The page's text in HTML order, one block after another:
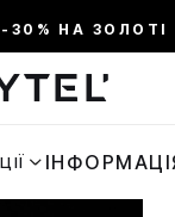
НА